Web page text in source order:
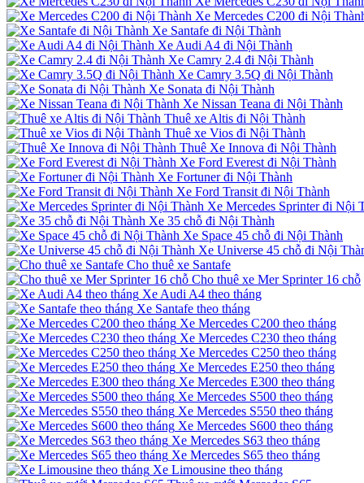
Xe Mercedes C200 đi Nội
Xe Santafe đi Nội Thành
Xe Audi A4 đi Nội Thành
Xe Camry 2.4 đi Nội Thành
Xe Camry 3.5Q đi Nội Thành
Xe Sonata đi Nội Thành
Xe Nissan Teana đi Nội Thành
Thuê xe Altis đi Nội Thành
Thuê xe Vios đi Nội Thành
Thuê Xe Innova đi Nội Thành
Xe Ford Everest đi Nội Thành
Xe Fortuner đi Nội Thành
Xe Ford Transit đi Nội Thành
Xe Mercedes Sprinter đi Nội
Xe 35 chỗ đi Nội Thành
Xe Space 45 chỗ đi Nội Thành
Xe Universe 45 chỗ đi Nội
Cho thuê xe Santafe
Cho thuê xe Mer Sprinter 16 chỗ
Xe Audi A4 theo tháng
Xe Santafe theo tháng
Xe Mercedes C200 theo tháng
Xe Mercedes C230 theo tháng
Xe Mercedes C250 theo tháng
Xe Mercedes E250 theo tháng
Xe Mercedes E300 theo tháng
Xe Mercedes S500 theo tháng
Xe Mercedes S550 theo tháng
Xe Mercedes S600 theo tháng
Xe Mercedes S63 theo tháng
Xe Mercedes S65 theo tháng
Xe Limousine theo tháng